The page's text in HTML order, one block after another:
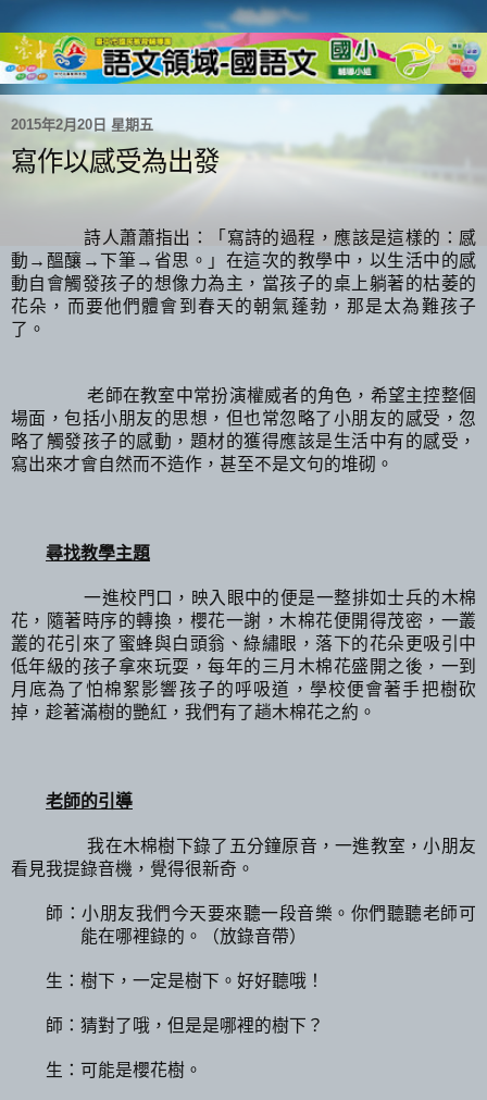
2015年2月20日 星期五
寫作以感受為出發
詩人蕭蕭指出：「寫詩的過程，應該是這樣的：感
動→醞釀→下筆→省思。」在這次的教學中，以生活中的感
動自會觸發孩子的想像力為主，當孩子的桌上躺著的枯萎的
花朵，而要他們體會到春天的朝氣蓬勃，那是太為難孩子
了。
老師在教室中常扮演權威者的角色，希望主控整個
場面，包括小朋友的思想，但也常忽略了小朋友的感受，忽
略了觸發孩子的感動，題材的獲得應該是生活中有的感受，
寫出來才會自然而不造作，甚至不是文句的堆砌。
尋找教學主題
一進校門口，映入眼中的便是一整排如士兵的木棉
花，隨著時序的轉換，櫻花一謝，木棉花便開得茂密，一叢
叢的花引來了蜜蜂與白頭翁、綠繡眼，落下的花朵更吸引中
低年級的孩子拿來玩耍，每年的三月木棉花盛開之後，一到
月底為了怕棉絮影響孩子的呼吸道，學校便會著手把樹砍
掉，趁著滿樹的艷紅，我們有了趟木棉花之約。
老師的引導
我在木棉樹下錄了五分鐘原音，一進教室，小朋友
看見我提錄音機，覺得很新奇。
師：小朋友我們今天要來聽一段音樂。你們聽聽老師可
能在哪裡錄的。（放錄音帶）
生：樹下，一定是樹下。好好聽哦！
師：猜對了哦，但是是哪裡的樹下？
生：可能是櫻花樹。